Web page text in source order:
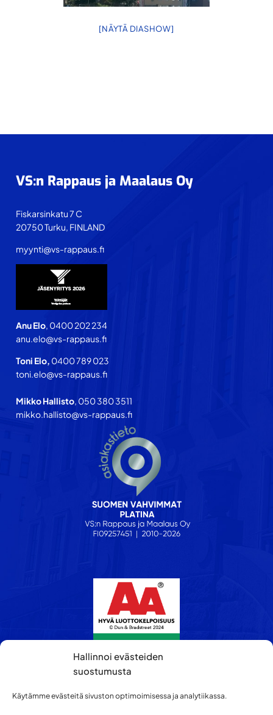
Hallinnoi evästeiden
suostumusta
Käytämme evästeitä sivuston optimoimisessa ja analytiikassa.
[NÄYTÄ DIASHOW]
VS:n Rappaus ja Maalaus Oy
Fiskarsinkatu 7 C
20750 Turku, FINLAND
myynti@vs-rappaus.fi
Anu Elo, 0400 202 234
anu.elo@vs-rappaus.fi
Toni Elo, 0400 789 023
toni.elo@vs-rappaus.fi
Mikko Hallisto, 050 380 3511
mikko.hallisto@vs-rappaus.fi